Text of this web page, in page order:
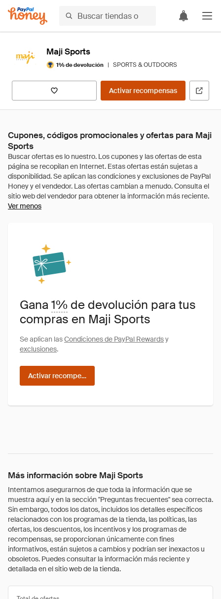
Maji Sports
1% de devolución | SPORTS & OUTDOORS
Activar recompensas
Cupones, códigos promocionales y ofertas para Maji
Sports
Ver menos
Gana1% de devolución para tus
compras en Maji Sports
Se aplican lasCondiciones de PayPal Rewardsy
exclusiones.
Activar recompensas
Más información sobre Maji Sports
Intentamos asegurarnos de que toda la información que se
muestra aquí y en la sección "Preguntas frecuentes" sea correcta.
Sin embargo, todos los datos, incluidos los detalles específicos
relacionados con los programas de la tienda, las políticas, las
ofertas, los descuentos, los incentivos y los programas de
recompensas, se proporcionan únicamente con fines
informativos, están sujetos a cambios y podrían ser inexactos u
obsoletos. Puedes consultar la información más reciente y
detallada en el sitio web de la tienda.